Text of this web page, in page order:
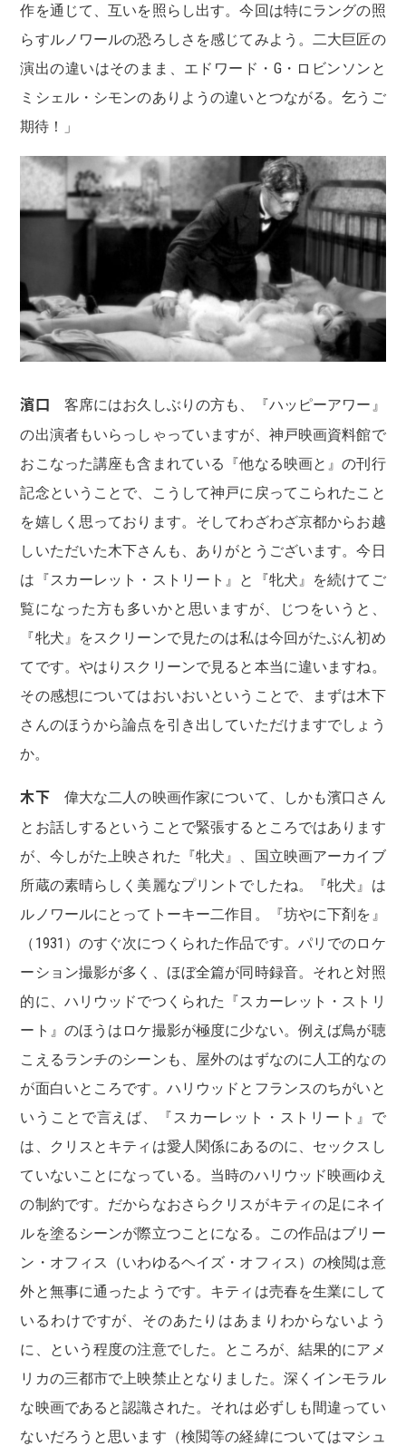
作を通じて、互いを照らし出す。今回は特にラングの照
らすルノワールの恐ろしさを感じてみよう。二大巨匠の
演出の違いはそのまま、エドワード・G・ロビンソンと
ミシェル・シモンのありようの違いとつながる。乞うご
期待！」
濱口 客席にはお久しぶりの方も、『ハッピーアワー』
の出演者もいらっしゃっていますが、神戸映画資料館で
おこなった講座も含まれている『他なる映画と』の刊行
記念ということで、こうして神戸に戻ってこられたこと
を嬉しく思っております。そしてわざわざ京都からお越
しいただいた木下さんも、ありがとうございます。今日
は『スカーレット・ストリート』と『牝犬』を続けてご
覧になった方も多いかと思いますが、じつをいうと、
『牝犬』をスクリーンで見たのは私は今回がたぶん初め
てです。やはりスクリーンで見ると本当に違いますね。
その感想についてはおいおいということで、まずは木下
さんのほうから論点を引き出していただけますでしょう
か。
木下偉大な二人の映画作家について、しかも濱口さん
とお話しするということで緊張するところではあります
が、今しがた上映された『牝犬』、国立映画アーカイブ
所蔵の素晴らしく美麗なプリントでしたね。『牝犬』は
ルノワールにとってトーキー二作目。『坊やに下剤を』
（1931）のすぐ次につくられた作品です。パリでのロケ
ーション撮影が多く、ほぼ全篇が同時録音。それと対照
的に、ハリウッドでつくられた『スカーレット・ストリ
ート』のほうはロケ撮影が極度に少ない。例えば鳥が聴
こえるランチのシーンも、屋外のはずなのに人工的なの
が面白いところです。ハリウッドとフランスのちがいと
いうことで言えば、『スカーレット・ストリート』で
は、クリスとキティは愛人関係にあるのに、セックスし
ていないことになっている。当時のハリウッド映画ゆえ
の制約です。だからなおさらクリスがキティの足にネイ
ルを塗るシーンが際立つことになる。この作品はブリー
ン・オフィス（いわゆるヘイズ・オフィス）の検閲は意
外と無事に通ったようです。キティは売春を生業にして
いるわけですが、そのあたりはあまりわからないよう
に、という程度の注意でした。ところが、結果的にアメ
リカの三都市で上映禁止となりました。深くインモラル
な映画であると認識された。それは必ずしも間違ってい
ないだろうと思います（検閲等の経緯についてはマシュ